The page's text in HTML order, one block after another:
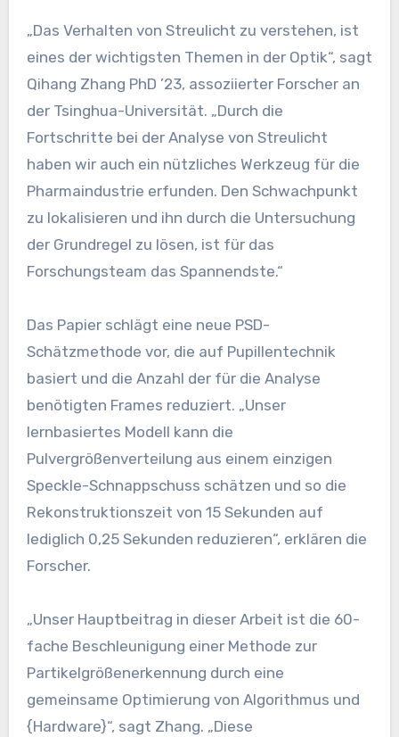
„Das Verhalten von Streulicht zu verstehen, ist
eines der wichtigsten Themen in der Optik“, sagt
Qihang Zhang PhD ’23, assoziierter Forscher an
der Tsinghua-Universität. „Durch die
Fortschritte bei der Analyse von Streulicht
haben wir auch ein nützliches Werkzeug für die
Pharmaindustrie erfunden. Den Schwachpunkt
zu lokalisieren und ihn durch die Untersuchung
der Grundregel zu lösen, ist für das
Forschungsteam das Spannendste.“
Das Papier schlägt eine neue PSD-
Schätzmethode vor, die auf Pupillentechnik
basiert und die Anzahl der für die Analyse
benötigten Frames reduziert. „Unser
lernbasiertes Modell kann die
Pulvergrößenverteilung aus einem einzigen
Speckle-Schnappschuss schätzen und so die
Rekonstruktionszeit von 15 Sekunden auf
lediglich 0,25 Sekunden reduzieren“, erklären die
Forscher.
„Unser Hauptbeitrag in dieser Arbeit ist die 60-
fache Beschleunigung einer Methode zur
Partikelgrößenerkennung durch eine
gemeinsame Optimierung von Algorithmus und
{Hardware}“, sagt Zhang. „Diese